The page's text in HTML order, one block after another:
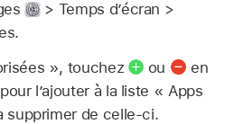
> Temps d’écran >
», touchez
ou
en
l’ajouter à la liste « Apps
supprimer de celle-ci.